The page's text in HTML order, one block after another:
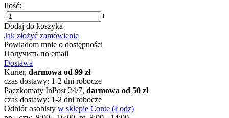
Ilość:
-
+
Dodaj do koszyka
Jak złożyć zamówienie
Powiadom mnie o dostępności
Получить по email
Dostawa
Kurier, darmowa od 99 zł
czas dostawy: 1-2 dni robocze
Paczkomaty InPost 24/7, darmowa od 50 zł
czas dostawy: 1-2 dni robocze
Odbiór osobisty w sklepie Conte (Łodz)